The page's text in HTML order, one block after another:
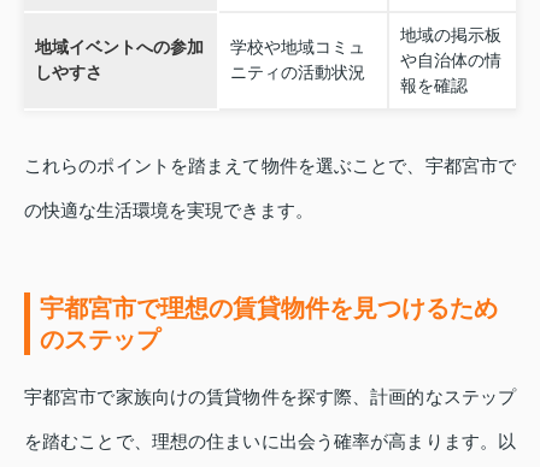
地域イベントへの参加
しやすさ
学校や地域コミュ
ニティの活動状況
地域の掲示板
や自治体の情
報を確認
これらのポイントを踏まえて物件を選ぶことで、宇都宮市で
の快適な生活環境を実現できます。
宇都宮市で理想の賃貸物件を見つけるため
のステップ
宇都宮市で家族向けの賃貸物件を探す際、計画的なステップ
を踏むことで、理想の住まいに出会う確率が高まります。以